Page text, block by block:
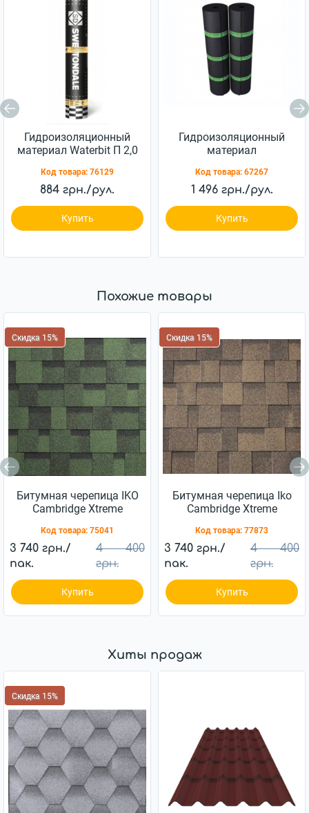
Гидроизоляционный
материал Waterbit П 2,0
Код товара: 76129
884 грн./рул.
Купить
Гидроизоляционный
материал
Код товара: 67267
1 496 грн./рул.
Купить
Похожие товары
Скидка 15%
Битумная черепица IKO
Cambridge Xtreme
Код товара: 75041
3 740 грн./
пак.
4 400
грн.
Купить
Скидка 15%
Битумная черепица Iko
Cambridge Xtreme
Код товара: 77873
3 740 грн./
пак.
4 400
грн.
Купить
Хиты продаж
Скидка 15%